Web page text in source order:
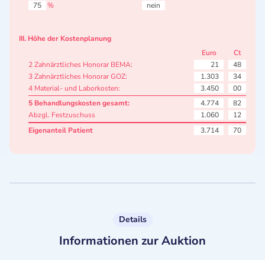
75
%
nein
III. Höhe der Kostenplanung
Euro
Ct
2 Zahnärztliches Honorar BEMA:
21
48
3 Zahnärztliches Honorar GOZ:
1.303
34
4 Material- und Laborkosten:
3.450
00
5 Behandlungskosten gesamt:
4.774
82
Abzgl. Festzuschuss
1.060
12
Eigenanteil Patient
3.714 70
Details
Informationen zur Auktion